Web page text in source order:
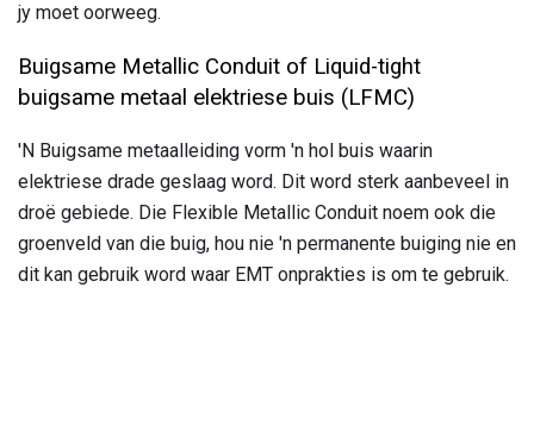
jy moet oorweeg.
Buigsame Metallic Conduit of Liquid-tight
buigsame metaal elektriese buis (LFMC)
'N Buigsame metaalleiding vorm 'n hol buis waarin
elektriese drade geslaag word. Dit word sterk aanbeveel in
droë gebiede. Die Flexible Metallic Conduit noem ook die
groenveld van die buig, hou nie 'n permanente buiging nie en
dit kan gebruik word waar EMT onprakties is om te gebruik.